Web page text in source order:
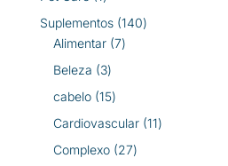
produto
Suplementos 140140
Alimentar 77
Beleza 33
produtos
cabelo 1515
produtos
Cardiovascular 1111
Complexo 2727